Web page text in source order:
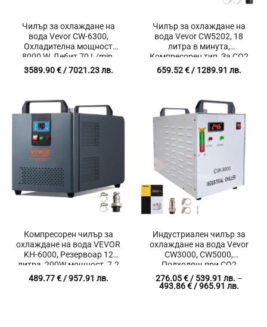
Чилър за охлаждане на
вода Vevor CW-6300,
Охладителна мощност
8000 W, Дебит 70 L/min,
Резервоар 40 литра
3589.90€/ 7021.23 лв.
Чилър за охлаждане на
вода Vevor CW5202, 18
литра в минута,
Компресорен тип, За CO2
лазери
659.52€/ 1289.91 лв.
Компресорен чилър за
охлаждане на вода VEVOR
KH-6000, Резервоар 12
литра, 200W мощност, 7.2
литра/мин поток
489.77€/ 957.91 лв.
Индустриален чилър за
охлаждане на вода Vevor
CW3000, CW5000,
Подходящ при CO2
лазерни тръби
276.05€/ 539.91 лв. –
493.86€/ 965.91 лв.Price